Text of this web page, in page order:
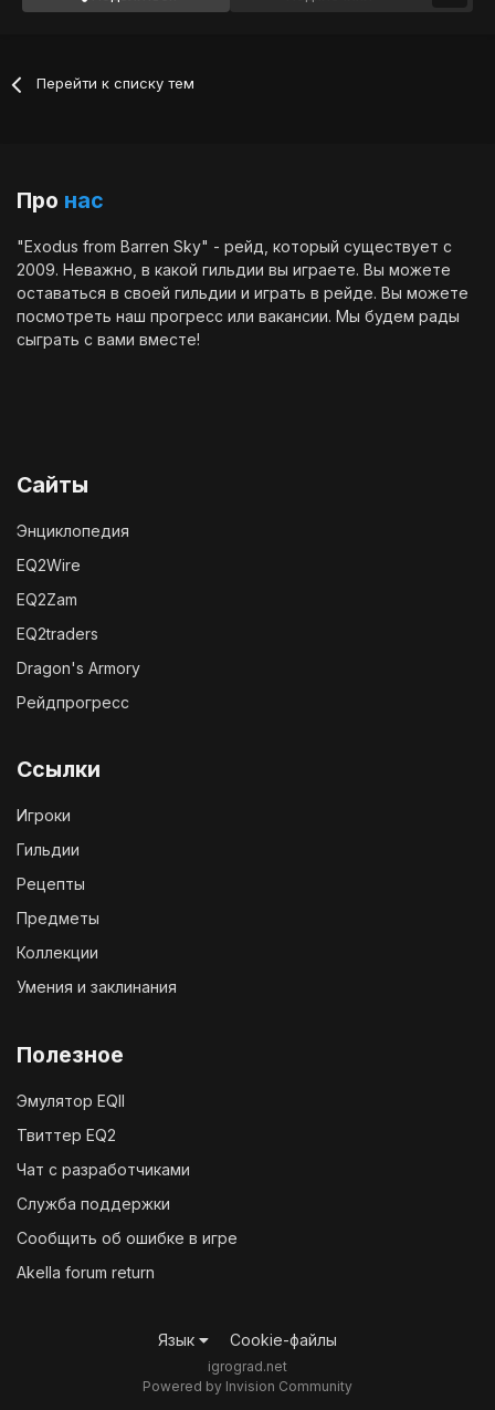
Перейти к списку тем
Про нас
"Exodus from Barren Sky" - рейд, который существует с
2009. Неважно, в какой гильдии вы играете. Вы можете
оставаться в своей гильдии и играть в рейде. Вы можете
посмотреть наш прогресс или вакансии. Мы будем рады
сыграть с вами вместе!
Сайты
Энциклопедия
EQ2Wire
EQ2Zam
EQ2traders
Dragon's Armory
Рейдпрогресс
Ссылки
Игроки
Гильдии
Рецепты
Предметы
Коллекции
Умения и заклинания
Полезное
Эмулятор EQII
Твиттер EQ2
Чат с разработчиками
Служба поддержки
Сообщить об ошибке в игре
Akella forum return
Язык Cookie-файлы
igrograd.net
Powered by Invision Community